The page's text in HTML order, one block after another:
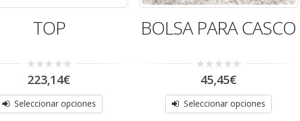
TOP
out
5
223,14€
Seleccionar opciones
BOLSA PARA CASCO
out
5
45,45€
Seleccionar opciones